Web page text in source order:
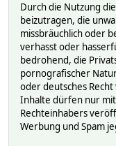
Durch die Nutzung
beizutragen, die
missbräuchlich oder
verhasst oder
bedrohend, die
pornografischer
oder deutsches
Inhalte dürfen nur
Rechteinhabers
Werbung und Spam